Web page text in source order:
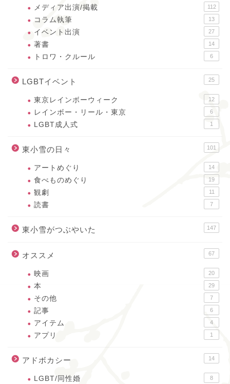
メディア出演/掲載 112
コラム執筆 13
イベント出演 27
著書 14
トロワ・クルール 6
LGBTイベント 25
東京レインボーウィーク 12
レインボー・リール・東京 6
LGBT成人式 1
東小雪の日々 101
アートめぐり 14
食べものめぐり 19
観劇 11
読書 7
東小雪がつぶやいた 147
オススメ 67
映画 20
本 29
その他 7
記事 6
アイテム 4
アプリ 1
アドボカシー 14
LGBT/同性婚 8